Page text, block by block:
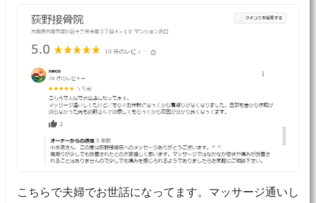
こちらで夫婦でお世話になってます。マッサージ通いし